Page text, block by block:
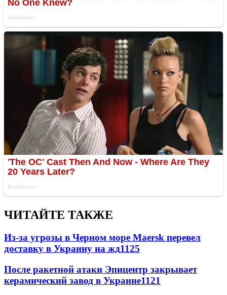
ЧИТАЙТЕ ТАКЖЕ
Из-за угрозы в Черном море Maersk перевел
доставку в Украину на жд1125
После ракетной атаки Эпицентр закрывает
керамический завод в Украине1121